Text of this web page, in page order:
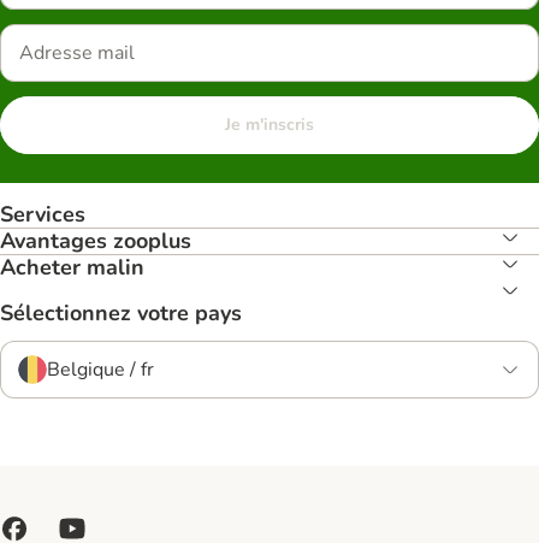
Je m'inscris
Services
Avantages zooplus
Acheter malin
Sélectionnez votre pays
Belgique / fr